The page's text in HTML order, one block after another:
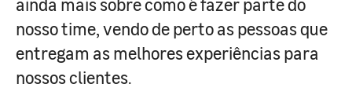
nosso time, vendo de perto as pessoas que
entregam as melhores experiências para
nossos clientes.